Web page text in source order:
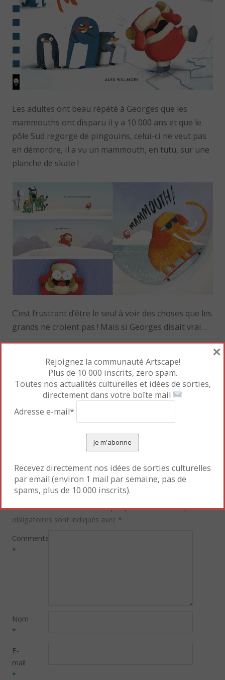
Les adultes ont beau répété à Georges que les
mammouths ont disparu il y a 10 000 ans et que le
pôle Sud regorge de pingouins, celui-ci ne veut pas
en démordre, il a vu un mammouth, en tutu, sur une
planche de skate !
C’est frustrant d’être le seul à voir des choses que les
grands ne croient pas ! Mais si Georges disait vrai…
album un moment de lecture joyeux à partager avec
ses enfants.
Mettre en favori lePermalien.
Picasso et la Préhistoire
Laisser un commentaire
Votre adresse e-mail ne sera pas publiée. Les champs
obligatoires sont indiqués avec *
Commentaire
*
Nom
*
E-
mail
*
Rejoignez la communauté Artscape!
Plus de 10 000 inscrits, zero spam.
Toutes nos actualités culturelles et idées de sorties,
directement dans votre boîte mail
Adresse e-mail*
Recevez directement nos idées de sorties culturelles
par email (environ 1 mail par semaine, pas de
spams, plus de 10 000 inscrits).
×